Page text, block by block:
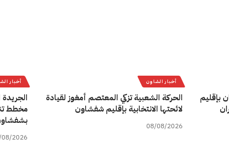
بإقليم
أخبار الشاون
الحركة الشعبية تزكي المعتصم أمغوز لقيادة
لائحتها الانتخابية بإقليم شفشاون
08/08/2026
أخبار
مخطط
2026